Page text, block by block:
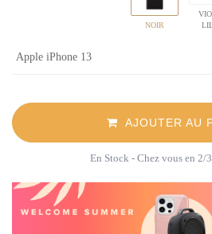
NOIR
AJOUTER AU
En Stock - Chez vous en 2/